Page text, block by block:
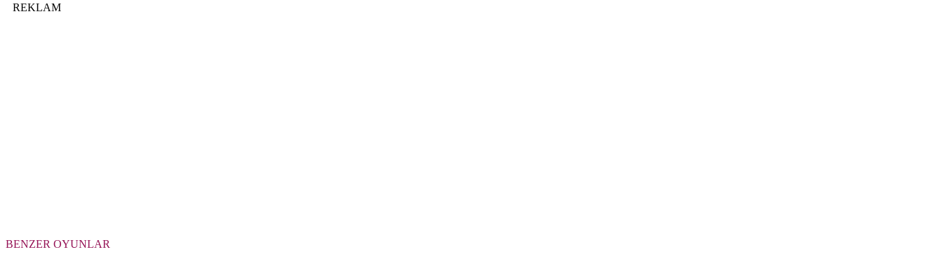
REKLAM
BENZER OYUNLAR